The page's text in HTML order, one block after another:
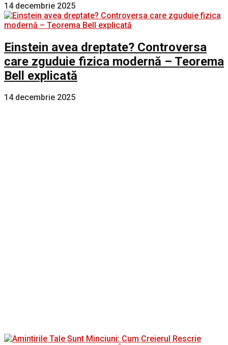
14 decembrie 2025
Einstein avea dreptate? Controversa
care zguduie fizica modernă – Teorema
Bell explicată
14 decembrie 2025